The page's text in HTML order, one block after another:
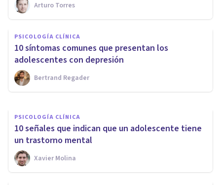
Arturo Torres
PSICOLOGÍA CLÍNICA
​10 síntomas comunes que presentan los
adolescentes con depresión
Bertrand Regader
PSICOLOGÍA CLÍNICA
Variables para entender las
autolesiones en los
adolescentes
Maria Dolors Mas Delblanch
PSICOLOGÍA CLÍNICA
10 señales que indican que un adolescente tiene
un trastorno mental
Xavier Molina